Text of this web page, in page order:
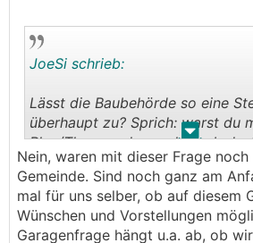
Skizze sind es ca 16%, nicht °.
dürfte allerdings an den 20%
kein Bemmerl.
. .
JoeSi schrieb:
Lässt die Baubehörde so eine
überhaupt zu? Sprich: warst du
Plan/Thema schonmal vorab
Nein, waren mit dieser Frage
Gemeinde. Sind noch ganz am
mal für uns selber, ob auf diesem
Wünschen und Vorstellungen
Garagenfrage hängt u.a. ab, ob